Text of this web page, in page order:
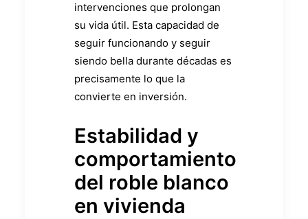
intervenciones que prolongan
su vida útil. Esta capacidad de
seguir funcionando y seguir
siendo bella durante décadas es
precisamente lo que la
convierte en inversión.
Estabilidad y
comportamiento
del roble blanco
en vivienda